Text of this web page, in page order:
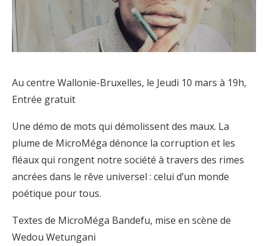
Au centre Wallonie-Bruxelles, le Jeudi 10 mars à 19h,
Entrée gratuit
Une démo de mots qui démolissent des maux. La
plume de MicroMéga dénonce la corruption et les
fléaux qui rongent notre société à travers des rimes
ancrées dans le rêve universel : celui d’un monde
poétique pour tous.
Textes de MicroMéga Bandefu, mise en scène de
Wedou Wetungani